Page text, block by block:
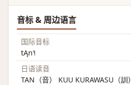
音标 & 周边语言
国际音标
tĄn˥˧
日语读音
TAN（音） KUU KURAWASU（訓）